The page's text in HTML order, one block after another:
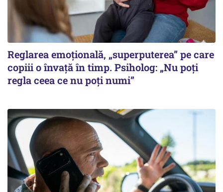
Reglarea emoțională, „superputerea” pe care
copiii o învață în timp. Psiholog: „Nu poți
regla ceea ce nu poți numi”